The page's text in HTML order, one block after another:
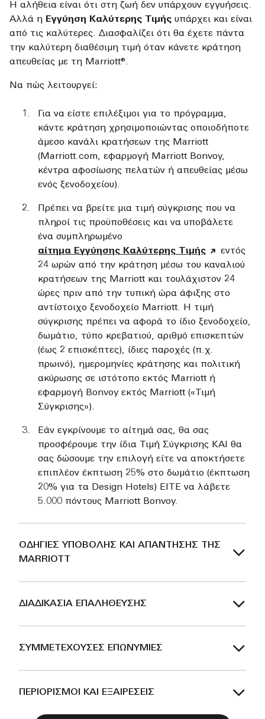
Η αλήθεια είναι ότι στη ζωή δεν υπάρχουν εγγυήσεις.
Αλλά η Εγγύηση Καλύτερης Τιμής υπάρχει και είναι
από τις καλύτερες. Διασφαλίζει ότι θα έχετε πάντα
την καλύτερη διαθέσιμη τιμή όταν κάνετε κράτηση
απευθείας με τη Marriott®.
Να πώς λειτουργεί:
Για να είστε επιλέξιμοι για το πρόγραμμα,
κάντε κράτηση χρησιμοποιώντας οποιοδήποτε
άμεσο κανάλι κρατήσεων της Marriott
(Marriott.com, εφαρμογή Marriott Bonvoy,
κέντρα αφοσίωσης πελατών ή απευθείας μέσω
ενός ξενοδοχείου).
Πρέπει να βρείτε μια τιμή σύγκρισης που να
πληροί τις προϋποθέσεις και να υποβάλετε
ένα συμπληρωμένο
αίτημα Εγγύησης Kαλύτερης Tιμής
εντός
24 ωρών από την κράτηση μέσω του καναλιού
κρατήσεων της Marriott και τουλάχιστον 24
ώρες πριν από την τυπική ώρα άφιξης στο
αντίστοιχο ξενοδοχείο Marriott. Η τιμή
σύγκρισης πρέπει να αφορά το ίδιο ξενοδοχείο,
δωμάτιο, τύπο κρεβατιού, αριθμό επισκεπτών
(έως 2 επισκέπτες), ίδιες παροχές (π.χ.
πρωινό), ημερομηνίες κράτησης και πολιτική
ακύρωσης σε ιστότοπο εκτός Marriott ή
εφαρμογή Bonvoy εκτός Marriott («Τιμή
Σύγκρισης»).
Εάν εγκρίνουμε το αίτημά σας, θα σας
προσφέρουμε την ίδια Τιμή Σύγκρισης ΚΑΙ θα
σας δώσουμε την επιλογή είτε να αποκτήσετε
επιπλέον έκπτωση 25% στο δωμάτιο (έκπτωση
20% για τα Design Hotels) ΕΙΤΕ να λάβετε
5.000 πόντους Marriott Bonvoy.
ΟΔΗΓΙΕΣ ΥΠΟΒΟΛΗΣ ΚΑΙ ΑΠΑΝΤΗΣΗΣ ΤΗΣ
MARRIOTT
ΔΙΑΔΙΚΑΣΙΑ ΕΠΑΛΗΘΕΥΣΗΣ
ΣΥΜΜΕΤΕΧΟΥΣΕΣ ΕΠΩΝΥΜΙΕΣ
ΠΕΡΙΟΡΙΣΜΟΙ ΚΑΙ ΕΞΑΙΡΕΣΕΙΣ